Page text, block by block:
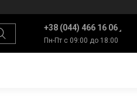
+38 (044) 466 16 06
Пн-Пт с 09:00 до 18:00